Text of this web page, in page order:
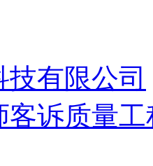
有限公司
客诉质量工